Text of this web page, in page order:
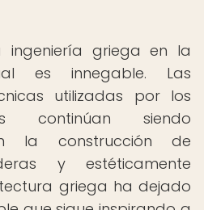
ingeniería griega en la
es innegable. Las
utilizadas por los
continúan siendo
la construcción de
y estéticamente
griega ha dejado